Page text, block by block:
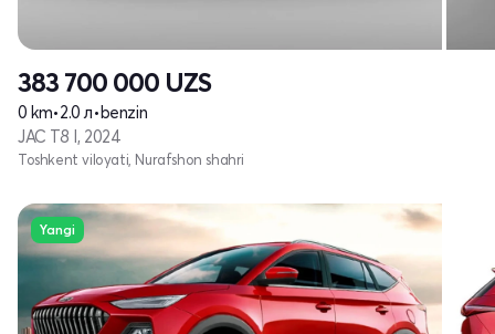
383 700 000 UZS
0 km•2.0 л•benzin
JAC T8 I, 2024
Toshkent viloyati, Nurafshon shahri
Yangi